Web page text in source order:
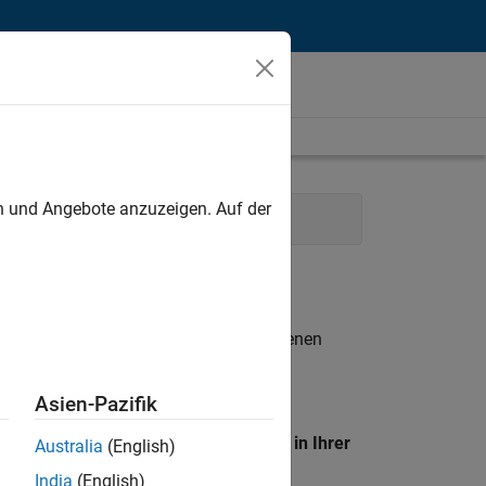
. Wenn Sie noch immer keine offenen
unseres
Standort, um alle Stellenangebote in Ihrer
Angebote anzuzeigen. Auf der
Asien-Pazifik
Australia (English)
India (English)